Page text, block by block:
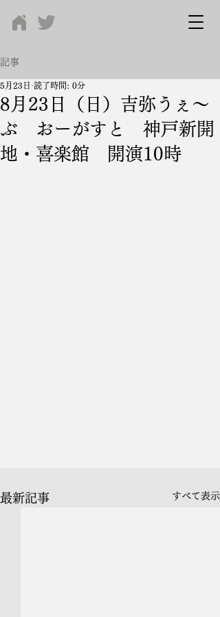
記事
8月23日（日）吉弥うぇ～
ぶ おーがすと 神戸新開
地・喜楽館 開演10時
5月23日 読了時間: 0分
最新記事 すべて表示